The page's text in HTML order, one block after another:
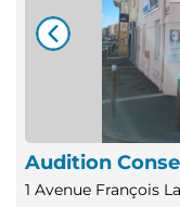
Audition
1 Avenue François